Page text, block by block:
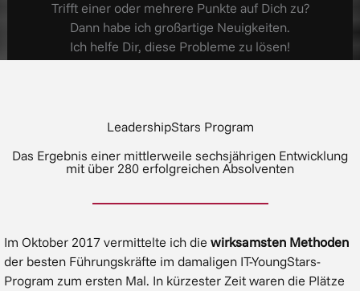
Trifft einer oder mehrere Punkte auf Dich zu?
Dann habe ich großartige Neuigkeiten.
Ich helfe Dir, diese Probleme zu lösen!
LeadershipStars Program
Das Ergebnis einer mittlerweile sechsjährigen Entwicklung
mit über 280 erfolgreichen Absolventen
Im Oktober 2017 vermittelte ich die wirksamsten Methoden
der besten Führungskräfte im damaligen IT-YoungStars-
Program zum ersten Mal. In kürzester Zeit waren die Plätze